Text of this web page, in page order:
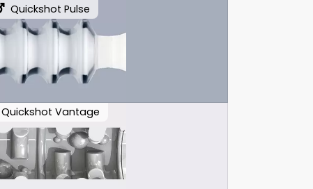
Quickshot Pulse
Quickshot Vantage